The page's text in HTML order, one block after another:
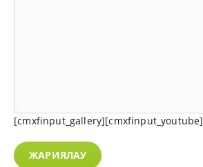
[cmxfinput_gallery][cmxfinput_youtube]
ЖАРИЯЛАУ